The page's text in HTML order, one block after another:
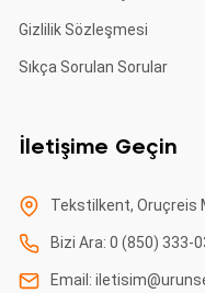
Gizlilik Sözleşmesi
Sıkça Sorulan Sorular
İletişime Geçin
Tekstilkent, Oruçreis
Bizi Ara: 0 (850) 333-
Email: